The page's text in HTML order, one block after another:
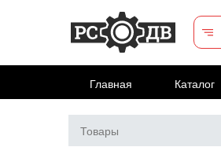
Перейти к основному содержанию
Главная Каталог
Товары